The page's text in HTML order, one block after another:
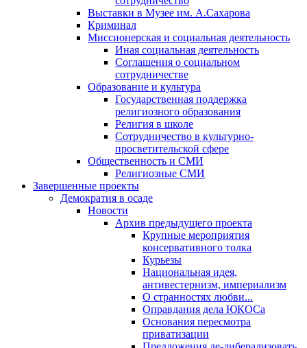
Выставки в Музее им. А.Сахарова
Криминал
Миссионерская и социальная деятельность
Иная социальная деятельность
Соглашения о социальном
сотрудничестве
Образование и культура
Государственная поддержка
религиозного образования
Религия в школе
Сотрудничество в культурно-
просветительской сфере
Общественность и СМИ
Религиозные СМИ
Завершенные проекты
Демократия в осаде
Новости
Архив предыдущего проекта
Крупные мероприятия
консервативного толка
Курьезы
Национальная идея,
антивестернизм, империализм
О странностях любви...
Оправдания дела ЮКОСа
Основания пересмотра
приватизации